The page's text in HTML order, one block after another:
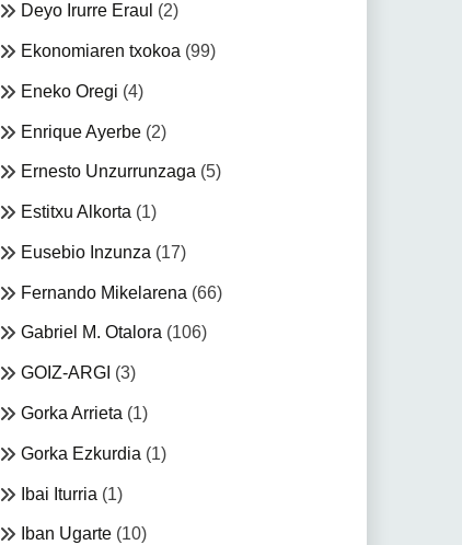
Deyo Irurre Eraul (2)
Ekonomiaren txokoa (99)
Eneko Oregi (4)
Enrique Ayerbe(2)
Ernesto Unzurrunzaga (5)
Estitxu Alkorta (1)
Eusebio Inzunza (17)
Fernando Mikelarena (66)
Gabriel M. Otalora(106)
GOIZ-ARGI (3)
Gorka Arrieta (1)
Gorka Ezkurdia (1)
Ibai Iturria (1)
Iban Ugarte(10)